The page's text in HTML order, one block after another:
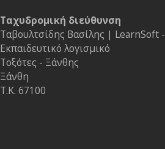
Ταχυδρομική διεύθυνση
Ταβουλτσίδης Βασίλης | LearnSoft -
Εκπαιδευτικό λογισμικό
Τοξότες - Ξάνθης
Ξάνθη
Τ.Κ. 67100